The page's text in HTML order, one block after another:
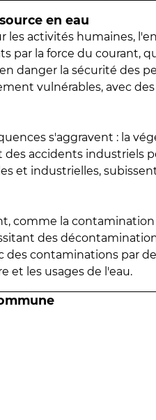
en eau
les activités humaines,
par la force du courant,
danger la sécurité des
vulnérables, avec
s'aggravent : la
accidents industriels
et industrielles,
comme la
des
des contaminations par
et les usages de l'eau.